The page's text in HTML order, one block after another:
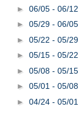
► 06/05 - 06/12
► 05/29 - 06/05
► 05/22 - 05/29
► 05/15 - 05/22
► 05/08 - 05/15
► 05/01 - 05/08
► 04/24 - 05/01